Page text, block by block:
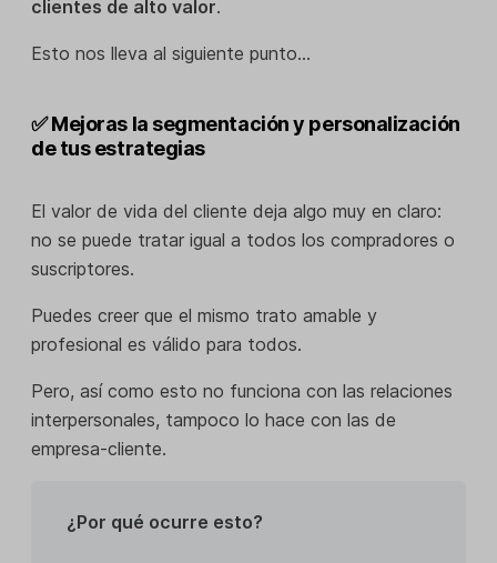
clientes de alto valor.
Esto nos lleva al siguiente punto…
✅ Mejoras la segmentación y personalización
de tus estrategias
El valor de vida del cliente deja algo muy en claro:
no se puede tratar igual a todos los compradores o
suscriptores.
Puedes creer que el mismo trato amable y
profesional es válido para todos.
Pero, así como esto no funciona con las relaciones
interpersonales, tampoco lo hace con las de
empresa-cliente.
¿Por qué ocurre esto?